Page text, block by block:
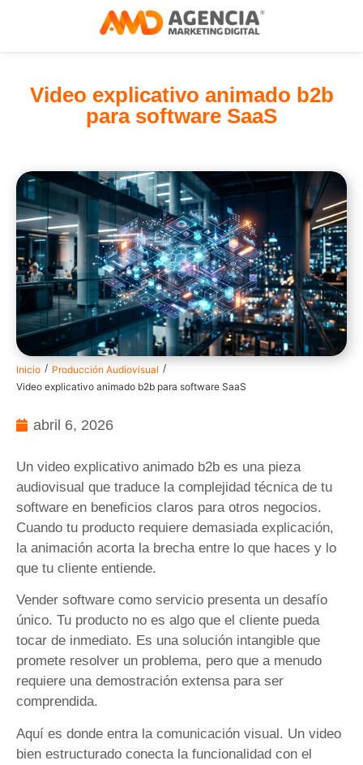
Video explicativo animado b2b
para software SaaS
Inicio / Producción Audiovisual /
Video explicativo animado b2b para software SaaS
abril 6, 2026
Un video explicativo animado b2b es una pieza
audiovisual que traduce la complejidad técnica de tu
software en beneficios claros para otros negocios.
Cuando tu producto requiere demasiada explicación,
la animación acorta la brecha entre lo que haces y lo
que tu cliente entiende.
Vender software como servicio presenta un desafío
único. Tu producto no es algo que el cliente pueda
tocar de inmediato. Es una solución intangible que
promete resolver un problema, pero que a menudo
requiere una demostración extensa para ser
comprendida.
Aquí es donde entra la comunicación visual. Un video
bien estructurado conecta la funcionalidad con el